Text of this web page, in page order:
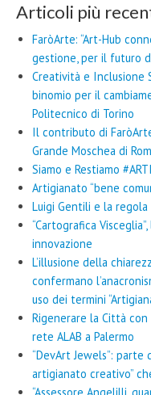
Articoli più
FaròArte: “Art-Hub
gestione, per il futuro
Creatività e Inclusione
binomio per il
Politecnico di Torino
Il contributo di
Grande Moschea di
Siamo e Restiamo
Artigianato “bene
Luigi Gentili e la regola
“Cartografica
innovazione
L’illusione della
confermano
uso dei termini
Rigenerare la Città con
rete ALAB a Palermo
“DevArt Jewels”: parte
artigianato creativo”